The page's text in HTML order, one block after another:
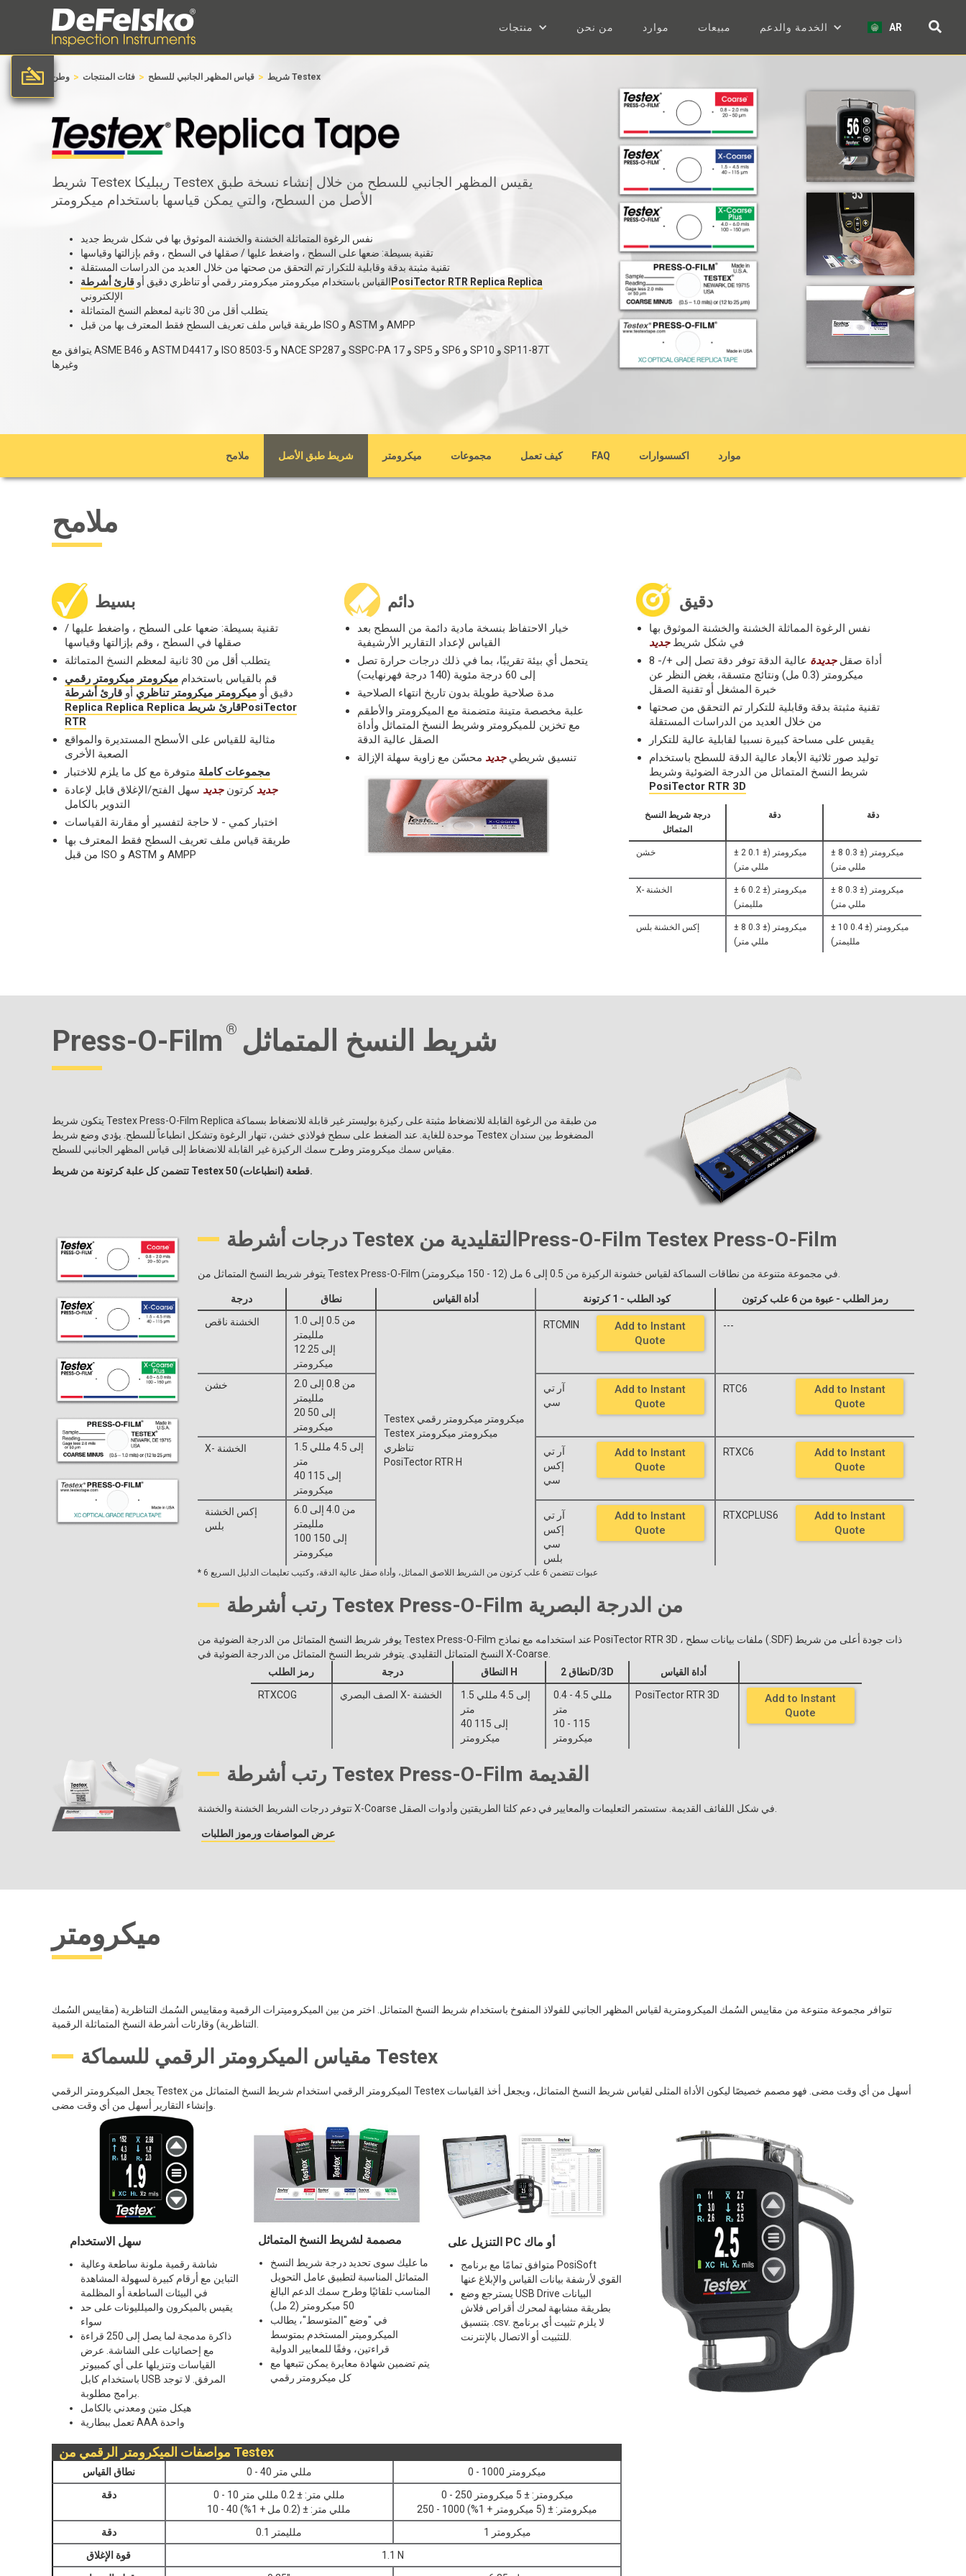
منتجات من نحن موارد مبيعات الخدمة والدعم AR
وطن > فئات المنتجات > قياس المظهر الجانبي للسطح > شريط Testex
شريط Testex ريبليكا Testex يقيس المظهر الجانبي للسطح من خلال إنشاء نسخة طبق
الأصل من السطح، والتي يمكن قياسها باستخدام ميكرومتر
نفس الرغوة المتماثلة الخشنة والخشنة الموثوق بها في شكل شريط جديد
تقنية بسيطة: ضعها على السطح ، واضغط عليها / صقلها في السطح ، وقم بإزالتها وقياسها
تقنية مثبتة بدقة وقابلية للتكرار تم التحقق من صحتها من خلال العديد من الدراسات المستقلة
القياس باستخدام ميكرومتر ميكرومتر رقمي أو تناظري دقيق أو قارئ أشرطةPosiTector RTR Replica Replica
الإلكتروني
يتطلب أقل من 30 ثانية لمعظم النسخ المتماثلة
طريقة قياس ملف تعريف السطح فقط المعترف بها من قبل ISO و ASTM و AMPP
يتوافق مع ASME B46 و ASTM D4417 و ISO 8503-5 و NACE SP287 و SSPC-PA 17 و SP5 و SP6 و SP10 و SP11-87T
وغيرها
ملامح شريط طبق الأصل ميكرومتر مجموعات كيف تعمل FAQ اكسسوارات موارد
ملامح
بسيط
تقنية بسيطة: ضعها على السطح ، واضغط عليها /
صقلها في السطح ، وقم بإزالتها وقياسها
يتطلب أقل من 30 ثانية لمعظم النسخ المتماثلة
قم بالقياس باستخدام ميكرومتر ميكرومتر رقمي
دقيق أو ميكرومتر ميكرومتر تناظري أو قارئ أشرطة
Replica Replica Replica قارئ شريطPosiTector
RTR
مثالية للقياس على الأسطح المستديرة والمواقع
الصعبة الأخرى
مجموعات كاملة متوفرة مع كل ما يلزم للاختبار
جديد كرتونجديد سهل الفتح/الإغلاق قابل لإعادة
التدوير بالكامل
اختبار كمي - لا حاجة لتفسير أو مقارنة القياسات
طريقة قياس ملف تعريف السطح فقط المعترف بها
من قبل ISO و ASTM و AMPP
دائم
خيار الاحتفاظ بنسخة مادية دائمة من السطح بعد
القياس لإعداد التقارير الأرشيفية
يتحمل أي بيئة تقريبًا، بما في ذلك درجات حرارة تصل
إلى 60 درجة مئوية (140 درجة فهرنهايت)
مدة صلاحية طويلة بدون تاريخ انتهاء الصلاحية
علبة مخصصة متينة متضمنة مع الميكرومتر والأطقم
مع تخزين للميكرومتر وشريط النسخ المتماثل وأداة
الصقل عالية الدقة
تنسيق شريطيجديد محسّن مع زاوية سهلة الإزالة
دقيق
نفس الرغوة المماثلة الخشنة والخشنة الموثوق بها
في شكل شريطجديد
أداة صقلجديدة
عالية الدقة توفر دقة تصل إلى +/- 8
ميكرومتر (0.3 مل) ونتائج متسقة، بغض النظر عن
خبرة المشغل أو تقنية الصقل
تقنية مثبتة بدقة وقابلية للتكرار تم التحقق من صحتها
من خلال العديد من الدراسات المستقلة
يقيس على مساحة كبيرة نسبيا لقابلية عالية للتكرار
توليد صور ثلاثية الأبعاد عالية الدقة للسطح باستخدام
شريط النسخ المتماثل من الدرجة الضوئية وشريط
PosiTector RTR 3D
درجة شريط النسخ
المتماثل
دقة دقة
خشن
± 2 ميكرومتر (± 0.1
مللي متر)
± 8 ميكرومتر (± 0.3
مللي متر)
X- الخشنة
± 6 ميكرومتر (± 0.2
ملليمتر)
± 8 ميكرومتر (± 0.3
مللي متر)
إكس الخشنة بلس
± 8 ميكرومتر (± 0.3
مللي متر)
± 10 ميكرومتر (± 0.4
ملليمتر)
Press-O-Film ® شريط النسخ المتماثل
يتكون شريط Testex Press-O-Film Replica من طبقة من الرغوة القابلة للانضغاط مثبتة على ركيزة بوليستر غير قابلة للانضغاط بسماكة
موحدة للغاية. عند الضغط على سطح فولاذي خشن، تنهار الرغوة وتشكل انطباعاً للسطح. يؤدي وضع شريط Testex المضغوط بين سندان
تتضمن كل علبة كرتونة من شريط Testex 50 قطعة (انطباعات).
درجات أشرطة Testex التقليدية منPress-O-Film Testex Press-O-Film
درجة نطاق كود الطلب - 1 كرتونة أداة القياس رمز الطلب - عبوة من 6 علب كرتون
--- الخشنة ناقص
من 0.5 إلى 1.0
ملليمتر
12 إلى 25
ميكرومتر
Testex ميكرومتر ميكرومتر رقمي
Testex ميكرومتر ميكرومتر
تناظري
PosiTector RTR H
RTC6
RTXC6
Add to Instant
Quote
خشن
من 0.8 إلى 2.0
ملليمتر
20 إلى 50
ميكرومتر
X- الخشنة
Add to Instant
Quote
RTCMIN
1.5 إلى 4.5 مللي
متر
40 إلى 115
ميكرومتر
RTXCPLUS6
إكس الخشنة
بلس
من 4.0 إلى 6.0
ملليمتر
100 إلى 150
ميكرومتر
Add to Instant
Quote
Add to Instant
Quote
آر تي
سي
آر تي
إكس
سي
Add to Instant
Quote
آر تي
إكس
سي
بلس
Add to Instant
Quote
Add to Instant
Quote
* 6 عبوات تتضمن 6 علب كرتون من الشريط اللاصق المماثل، وأداة صقل عالية الدقة، وكتيب تعليمات الدليل السريع
رتب أشرطة Testex Press-O-Film من الدرجة البصرية
يوفر شريط النسخ المتماثل من الدرجة الضوئية من Testex Press-O-Film عند استخدامه مع نماذج PosiTector RTR 3D ، ملفات بيانات سطح (.SDF) ذات جودة أعلى من شريط
النسخ المتماثل التقليدي. يتوفر شريط النسخ المتماثل من الدرجة الضوئية في X-Coarse.
رمز الطلب
درجة النطاق H نطاق 2D/3D
أداة القياس
RTXCOG
الصف البصري X- الخشنة PosiTector RTR 3D
1.5 إلى 4.5 مللي
متر
40 إلى 115
ميكرومتر
Add to Instant
Quote
0.4 - 4.5 مللي
متر
10 - 115
ميكرومتر
رتب أشرطة Testex Press-O-Film القديمة
عرض المواصفات ورموز الطلبات
ميكرومتر
تتوافر مجموعة متنوعة من مقاييس السُمك الميكرومترية لقياس المظهر الجانبي للفولاذ المنفوخ باستخدام شريط النسخ المتماثل. اختر من بين الميكروميترات الرقمية ومقاييس السُمك التناظرية (مقاييس السُمك
مقياس الميكرومتر الرقمي للسماكة Testex
يجعل الميكرومتر الرقمي Testex الميكرومتر الرقمي استخدام شريط النسخ المتماثل من Testex أسهل من أي وقت مضى. فهو مصمم خصيصًا ليكون الأداة المثلى لقياس شريط النسخ المتماثل، ويجعل أخذ القياسات
سهل الاستخدام
شاشة رقمية ملونة ساطعة وعالية
التباين مع أرقام كبيرة لسهولة المشاهدة
في البيئات الساطعة أو المظلمة
يقيس بالميكرون والميلليونات على حد
سواء
ذاكرة مدمجة لما يصل إلى 250 قراءة
مع إحصائيات على الشاشة. عرض
القياسات وتنزيلها على أي كمبيوتر
باستخدام كابل USB المرفق. لا توجد
برامج مطلوبة.
هيكل متين ومعدني بالكامل
تعمل ببطارية AAA واحدة
مصممة لشريط النسخ المتماثل
ما عليك سوى تحديد درجة شريط النسخ
المتماثل المناسبة لتطبيق عامل التحويل
المناسب تلقائيًا وطرح سمك الدعم البالغ
50 ميكرومتر (2 مل)
في "وضع "المتوسط"، يطالب
الميكروميتر المستخدم بمتوسط
قراءتين، وفقًا للمعايير الدولية
يتم تضمين شهادة معايرة يمكن تتبعها مع
كل ميكرومتر رقمي
التنزيل على PC أو ماك
متوافق تمامًا مع برنامج PosiSoft
القوي لأرشفة بيانات القياس والإبلاغ عنها
يسترجع وضع USB Drive البيانات
بطريقة مشابهة لمحرك أقراص فلاش
بتنسيق .csv. لا يلزم تثبيت أي برنامج
للتثبيت أو الاتصال بالإنترنت.
مواصفات الميكرومتر الرقمي من Testex
نطاق القياس 0 - 40 مللي متر
0 - 1000 ميكرومتر
دقة
0 - 10 مللي متر: ± 0.2 مللي متر
10 - 40 مللي متر: ± (0.2 مل + 1%)
0 - 250 ميكرومتر: ± 5 ميكرومتر
250 - 1000 ميكرومتر: ± (5 ميكرومتر + 1%)
دقة
0.1 ملليمتر
1 ميكرومتر
قوة الإغلاق
1.1 N